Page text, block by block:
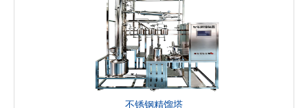
不锈钢精馏塔